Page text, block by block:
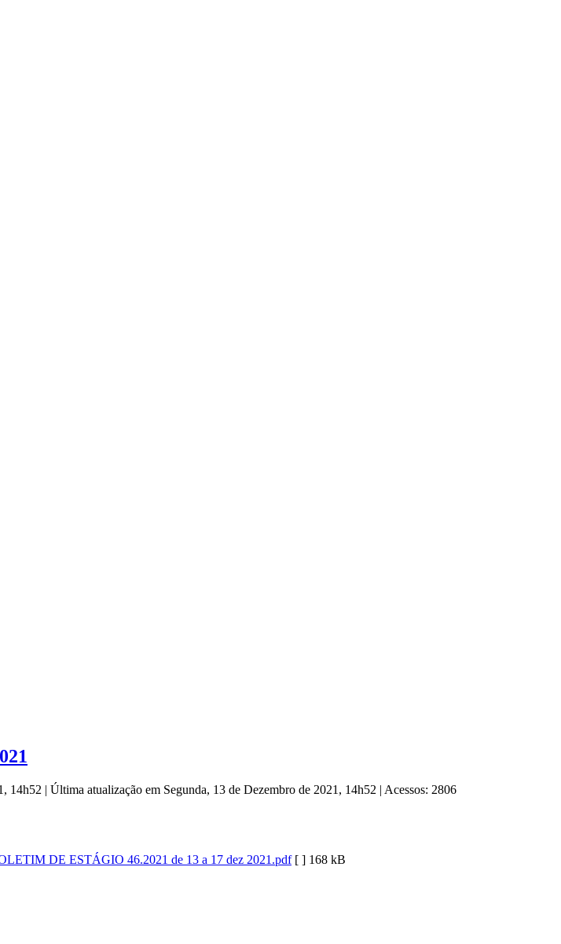
14h52 | Última atualização em Segunda, 13 de Dezembro de 2021, 14h52 | Acessos: 2806
DE ESTÁGIO 46.2021 de 13 a 17 dez 2021.pdf [ ] 168 kB